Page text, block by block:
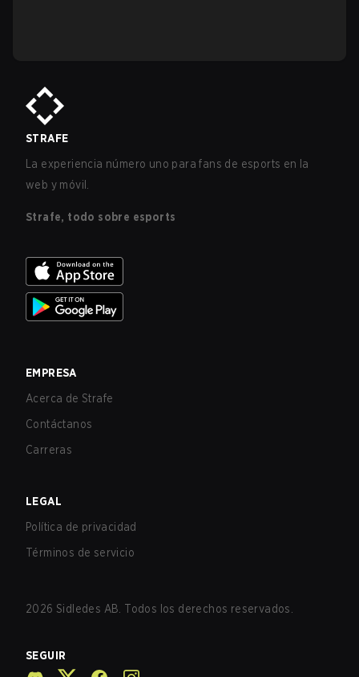
STRAFE
La experiencia número uno para fans de esports en la
web y móvil.
Strafe, todo sobre esports
EMPRESA
Acerca de Strafe
Contáctanos
Carreras
LEGAL
Política de privacidad
Términos de servicio
2026 Sidledes AB. Todos los derechos reservados.
SEGUIR